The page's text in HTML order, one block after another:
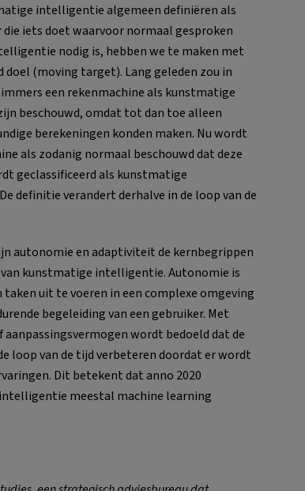
intelligentie algemeen definiëren als
iets doet waarvoor normaal gesproken
nodig is, hebben we te maken met
doel (moving target). Lang geleden zou in
een rekenmachine als kunstmatige
beschouwd, omdat tot dan toe alleen
berekeningen konden maken. Nu wordt
als zodanig normaal beschouwd dat deze
geclassificeerd als kunstmatige
definitie verandert derhalve in de loop van de
autonomie en adaptiviteit de kernbegrippen
kunstmatige intelligentie. Autonomie is
uit te voeren in een complexe omgeving
begeleiding van een gebruiker. Met
wordt bedoeld dat de
loop van de tijd verbeteren doordat er wordt
Dit betekent dat anno 2020
meestal machine learning